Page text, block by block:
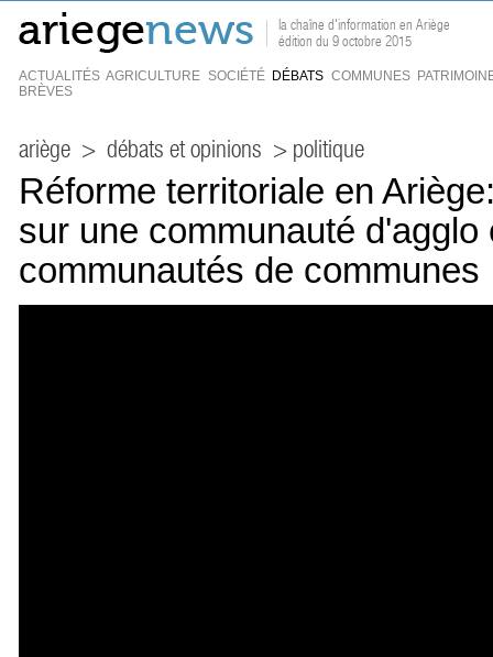
la chaîne d'information en Ariège
édition du 9 octobre 2015
ACTUALITÉS AGRICULTURE SOCIÉTÉ DÉBATS COMMUNES
BRÈVES
ariège > débats et opinions > politique
Réforme territoriale en
sur une communauté d'agglo
communautés de communes